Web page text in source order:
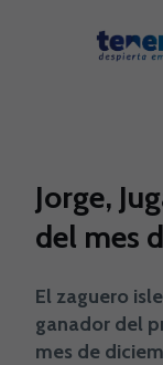
Jorge,
del mes
El zaguero
ganador del
mes de